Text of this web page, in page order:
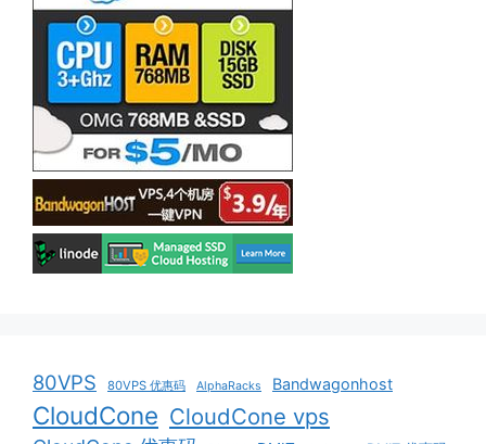
80VPS 80VPS 优惠码 AlphaRacks Bandwagonhost
CloudCone CloudCone vps